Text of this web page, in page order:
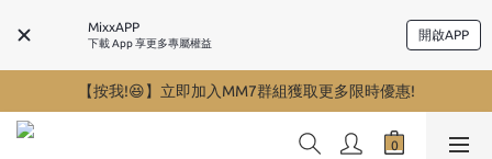
MixxAPP
下載 App 享更多專屬權益
開啟APP
【按我!😆】立即加入MM7群組獲取更多限時優惠!